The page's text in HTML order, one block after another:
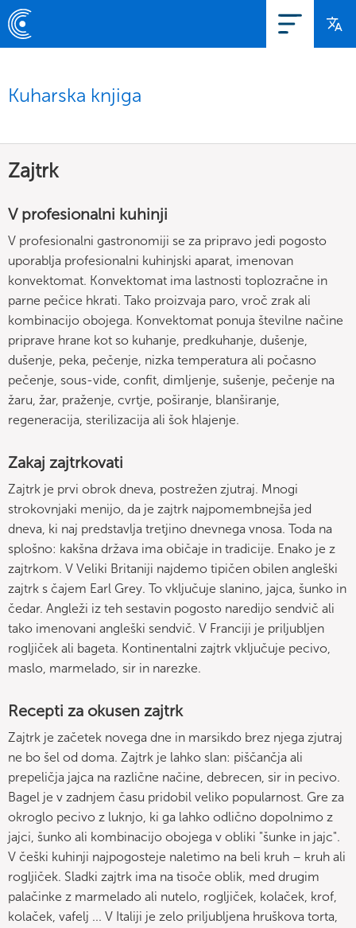
Kuharska knjiga
Zajtrk
V profesionalni kuhinji
V profesionalni gastronomiji se za pripravo jedi pogosto
uporablja profesionalni kuhinjski aparat, imenovan
konvektomat. Konvektomat ima lastnosti toplozračne in
parne pečice hkrati. Tako proizvaja paro, vroč zrak ali
kombinacijo obojega. Konvektomat ponuja številne načine
priprave hrane kot so kuhanje, predkuhanje, dušenje,
dušenje, peka, pečenje, nizka temperatura ali počasno
pečenje, sous-vide, confit, dimljenje, sušenje, pečenje na
žaru, žar, praženje, cvrtje, poširanje, blanširanje,
regeneracija, sterilizacija ali šok hlajenje.
Zakaj zajtrkovati
Zajtrk je prvi obrok dneva, postrežen zjutraj. Mnogi
strokovnjaki menijo, da je zajtrk najpomembnejša jed
dneva, ki naj predstavlja tretjino dnevnega vnosa. Toda na
splošno: kakšna država ima običaje in tradicije. Enako je z
zajtrkom. V Veliki Britaniji najdemo tipičen obilen angleški
zajtrk s čajem Earl Grey. To vključuje slanino, jajca, šunko in
čedar. Angleži iz teh sestavin pogosto naredijo sendvič ali
tako imenovani angleški sendvič. V Franciji je priljubljen
rogljiček ali bageta. Kontinentalni zajtrk vključuje pecivo,
maslo, marmelado, sir in narezke.
Recepti za okusen zajtrk
Zajtrk je začetek novega dne in marsikdo brez njega zjutraj
ne bo šel od doma. Zajtrk je lahko slan: piščančja ali
prepeličja jajca na različne načine, debrecen, sir in pecivo.
Bagel je v zadnjem času pridobil veliko popularnost. Gre za
okroglo pecivo z luknjo, ki ga lahko odlično dopolnimo z
jajci, šunko ali kombinacijo obojega v obliki "šunke in jajc".
V češki kuhinji najpogosteje naletimo na beli kruh – kruh ali
rogljiček. Sladki zajtrk ima na tisoče oblik, med drugim
palačinke z marmelado ali nutelo, rogljiček, kolaček, krof,
kolaček, vafelj ... V Italiji je zelo priljubljena hruškova torta,